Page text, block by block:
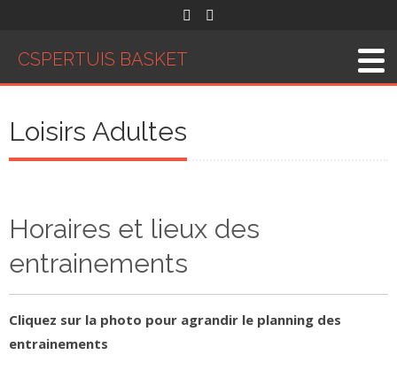
CSPERTUIS BASKET
Loisirs Adultes
Horaires et lieux des
entrainements
Cliquez sur la photo pour agrandir le planning des
entrainements